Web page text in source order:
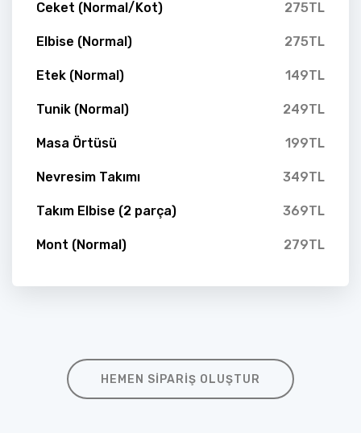
Ceket (Normal/Kot) 275TL
Elbise (Normal) 275TL
Etek (Normal) 149TL
Tunik (Normal) 249TL
Masa Örtüsü 199TL
Nevresim Takımı 349TL
Takım Elbise (2 parça) 369TL
Mont (Normal) 279TL
HEMEN SIPARIŞ OLUŞTUR